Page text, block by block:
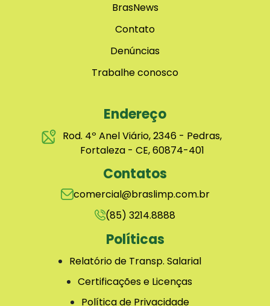
BrasNews
Contato
Denúncias
Trabalhe conosco
Endereço
Rod. 4º Anel Viário, 2346 - Pedras,
Fortaleza - CE, 60874-401
Contatos
comercial@braslimp.com.br
(85) 3214.8888
Políticas
Relatório de Transp. Salarial
Certificações e Licenças
Política de Privacidade